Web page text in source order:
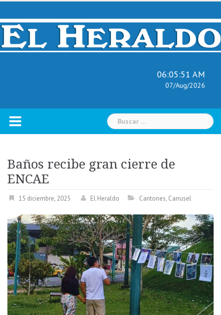
Skip
content
06:05:52 AM
07/Aug/2026
Buscar:
Baños recibe gran cierre de
ENCAE
15 diciembre, 2025 El Heraldo Cantones, Carrusel